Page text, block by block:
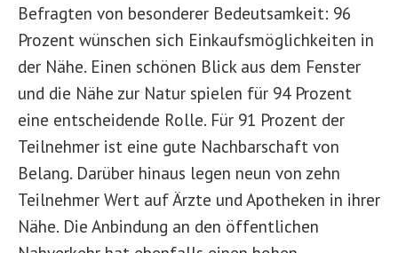
Befragten von besonderer Bedeutsamkeit: 96
Prozent wünschen sich Einkaufsmöglichkeiten in
der Nähe. Einen schönen Blick aus dem Fenster
und die Nähe zur Natur spielen für 94 Prozent
eine entscheidende Rolle. Für 91 Prozent der
Teilnehmer ist eine gute Nachbarschaft von
Belang. Darüber hinaus legen neun von zehn
Teilnehmer Wert auf Ärzte und Apotheken in ihrer
Nähe. Die Anbindung an den öffentlichen